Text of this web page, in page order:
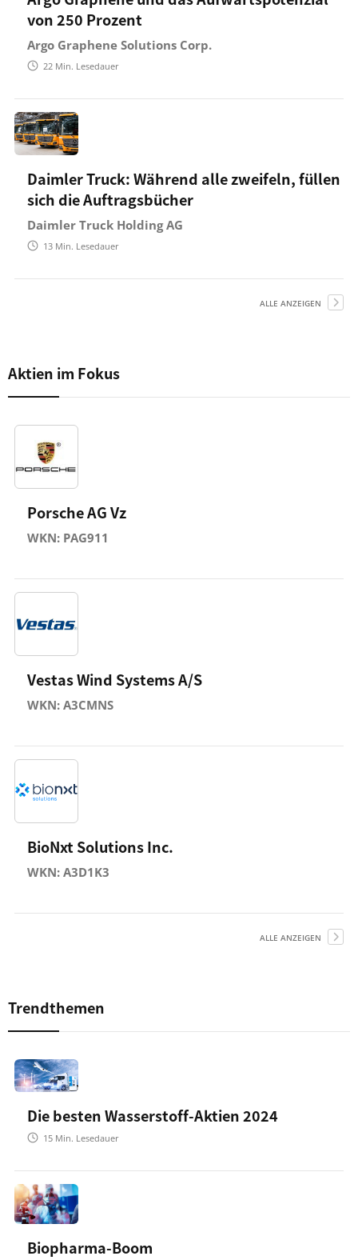
von 250 Prozent
Argo Graphene Solutions Corp.
22 Min. Lesedauer
Daimler Truck: Während alle zweifeln, füllen
sich die Auftragsbücher
Daimler Truck Holding AG
13 Min. Lesedauer
ALLE ANZEIGEN
Aktien im Fokus
Porsche AG Vz
WKN: PAG911
Vestas Wind Systems A/S
WKN: A3CMNS
BioNxt Solutions Inc.
WKN: A3D1K3
ALLE ANZEIGEN
Trendthemen
Die besten Wasserstoff-Aktien 2024
15 Min. Lesedauer
Biopharma-Boom